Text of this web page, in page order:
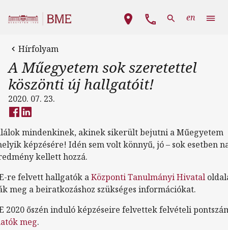
Fő navigáció
en
Hírfolyam
A Műegyetem sok szeretettel
köszönti új hallgatóit!
2020. 07. 23.
mindenkinek, akinek sikerült bejutni a Műegyetem
képzésére! Idén sem volt könnyű, jó – sok esetben
kellett hozzá.
re felvett hallgatók aKözponti Tanulmányi Hivatal
meg a beiratkozáshoz szükséges információkat.
2020 őszén induló képzéseire felvettek felvételi
meg.